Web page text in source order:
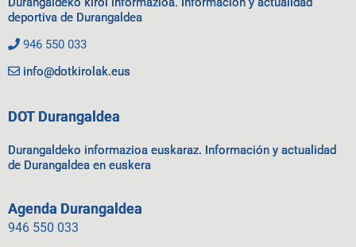
deportiva de Durangaldea
946 550 033
info@dotkirolak.eus
DOT Durangaldea
Durangaldeko informazioa euskaraz. Información y actualidad
de Durangaldea en euskera
Agenda Durangaldea
946 550 033